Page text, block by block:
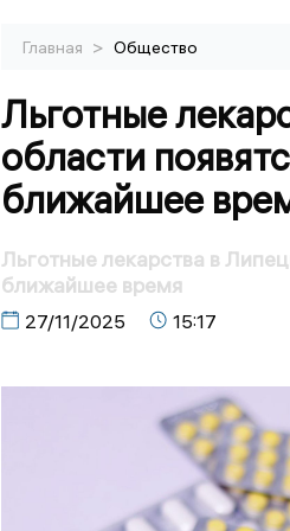
Главная > Общество
Льготные
области
ближайшее
Льготные лекарства в
ближайшее время
27/11/2025 15:17